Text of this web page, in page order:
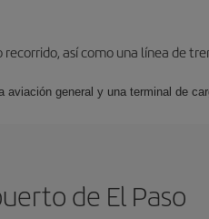
así como una línea de
aviación general y una terminal de
de El Paso